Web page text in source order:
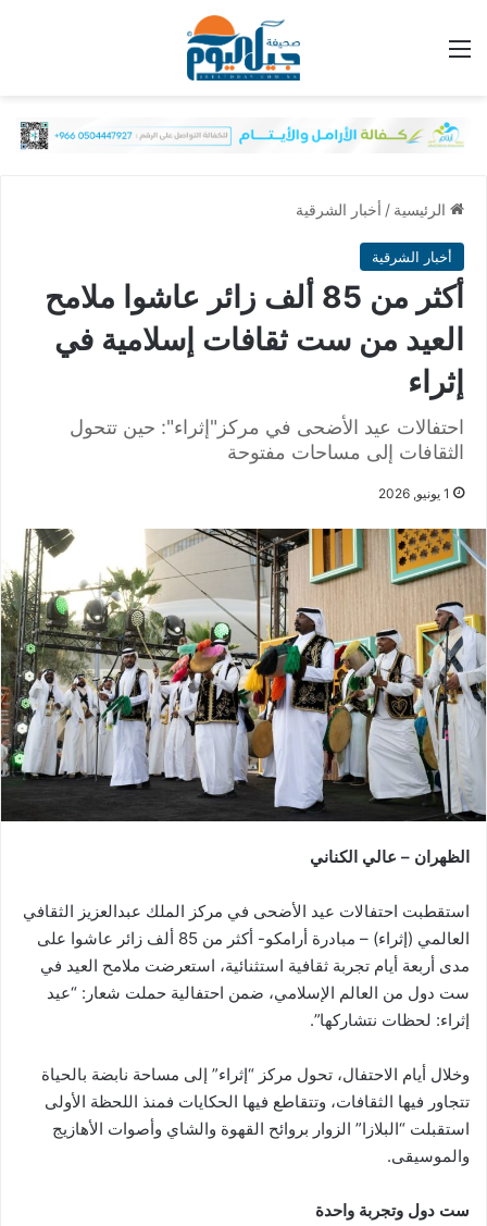
الرئيسية / أخبار الشرقية
أخبار الشرقية
أكثر من 85 ألف زائر عاشوا ملامح
العيد من ست ثقافات إسلامية في
إثراء
احتفالات عيد الأضحى في مركز"إثراء": حين تتحول
الثقافات إلى مساحات مفتوحة
1 يونيو, 2026
الظهران – عالي الكناني
استقطبت احتفالات عيد الأضحى في مركز الملك عبدالعزيز الثقافي
العالمي (إثراء) – مبادرة أرامكو- أكثر من 85 ألف زائر عاشوا على
مدى أربعة أيام تجربة ثقافية استثنائية، استعرضت ملامح العيد في
ست دول من العالم الإسلامي، ضمن احتفالية حملت شعار: “عيد
إثراء: لحظات نتشاركها”.
وخلال أيام الاحتفال، تحول مركز “إثراء” إلى مساحة نابضة بالحياة
تتجاور فيها الثقافات، وتتقاطع فيها الحكايات فمنذ اللحظة الأولى
استقبلت “البلازا” الزوار بروائح القهوة والشاي وأصوات الأهازيج
والموسيقى.
ست دول وتجربة واحدة